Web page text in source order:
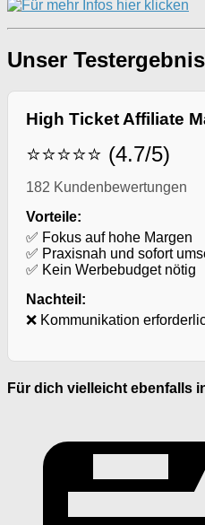
Unser
High Ticket Affiliate
⭐⭐⭐⭐⭐ (4.7/5)
182 Kundenbewertungen
Vorteile:
✅ Fokus auf hohe Margen
✅ Praxisnah und sofort
✅ Kein Werbebudget nötig
Nachteil:
❌ Kommunikation
Für dich vielleicht ebenfalls